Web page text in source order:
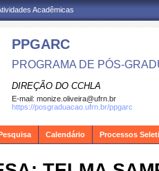
Acadêmicas
PPGARC
PROGRAMA DE PÓS-
DIREÇÃO DO CCHLA
E-mail: monize.oliveira@ufrn.br
https://posgraduacao.ufrn.br/ppgarc
Calendário Processos